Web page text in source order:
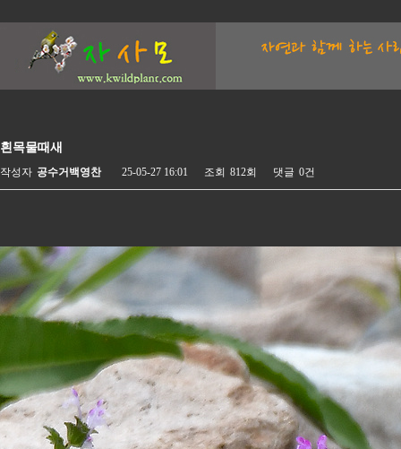
흰목물때새
작성자 공수거백영찬 25-05-27 16:01 조회 812회 댓글 0건